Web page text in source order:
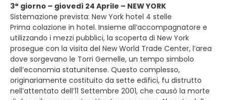
3° giorno – giovedì 24 Aprile – NEW YORK
Sistemazione prevista: New York hotel 4 stelle
Prima colazione in hotel. Insieme all’accompagnatore e
utilizzando i mezzi pubblici, la scoperta di New York
prosegue con la visita del New World Trade Center, l’area
dove sorgevano le Torri Gemelle, un tempo simbolo
dell’economia statunitense. Questo complesso,
originariamente costituito da sette edifici, fu distrutto
nell’attentato dell’11 Settembre 2001, che causò la morte